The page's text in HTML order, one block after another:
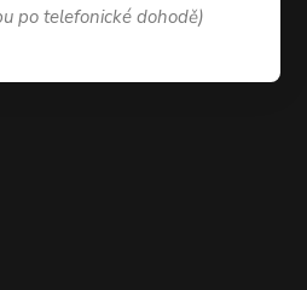
po telefonické dohodě)